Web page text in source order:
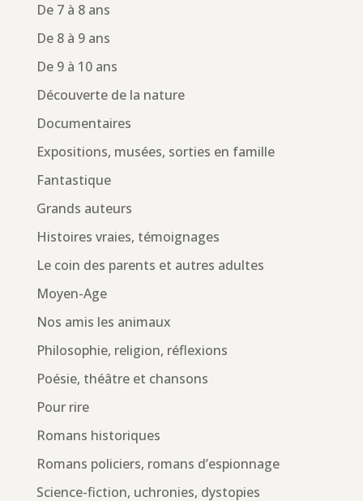
De 7 à 8 ans
De 8 à 9 ans
De 9 à 10 ans
Découverte de la nature
Documentaires
Expositions, musées, sorties en famille
Fantastique
Grands auteurs
Histoires vraies, témoignages
Le coin des parents et autres adultes
Moyen-Age
Nos amis les animaux
Philosophie, religion, réflexions
Poésie, théâtre et chansons
Pour rire
Romans historiques
Romans policiers, romans d’espionnage
Science-fiction, uchronies, dystopies